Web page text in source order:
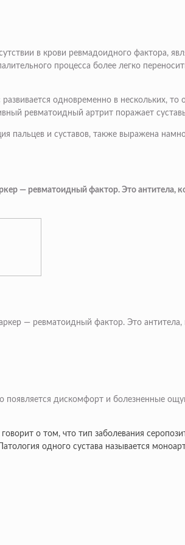
в крови ревмадоидного фактора,
процесса более легко
одновременно в нескольких,
ревматоидный артрит поражает
пальцев и суставов, также выражена
— ревматоидный фактор. Это антитела,
— ревматоидный фактор. Это
дискомфорт и болезненные
о том, что тип заболевания
одного сустава называется